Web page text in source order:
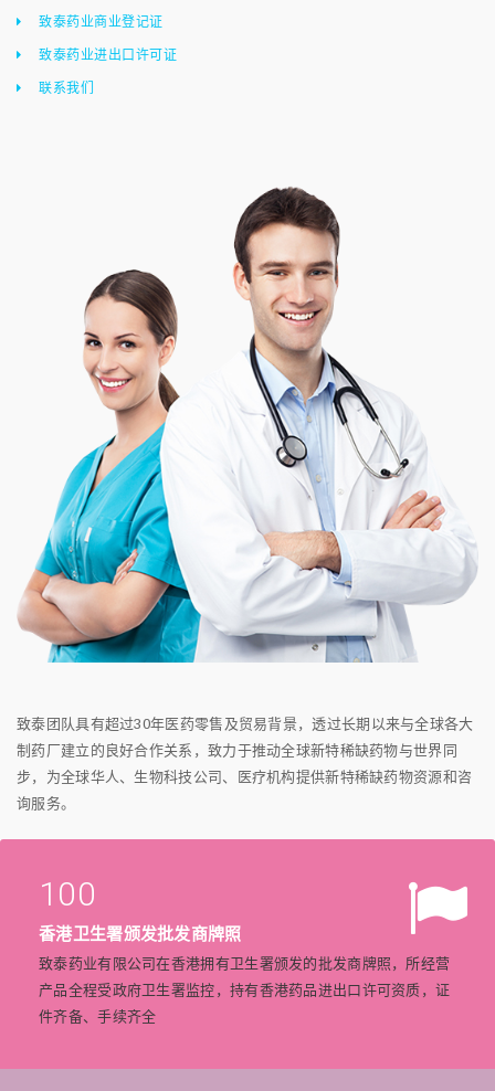
致泰药业商业登记证
致泰药业进出口许可证
联系我们
致泰团队具有超过30年医药零售及贸易背景，透过长期以来与全球各大
制药厂建立的良好合作关系，致力于推动全球新特稀缺药物与世界同
步，为全球华人、生物科技公司、医疗机构提供新特稀缺药物资源和咨
询服务。
100
香港卫生署颁发批发商牌照
致泰药业有限公司在香港拥有卫生署颁发的批发商牌照，所经营
产品全程受政府卫生署监控，持有香港药品进出口许可资质，证
件齐备、手续齐全